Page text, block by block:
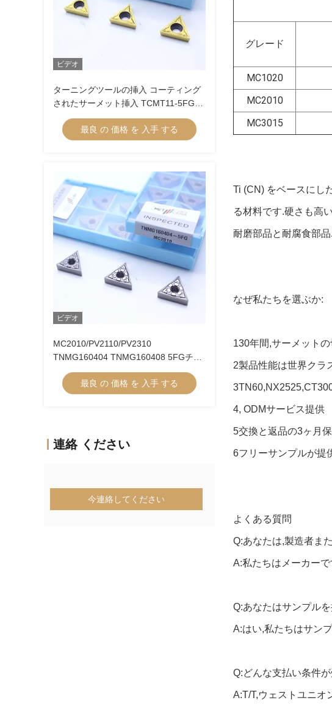
ビデオ
ターニングツールの挿入 コーティング
されたサーメット挿入 TCMT11-5FG
TCMT16-5FG サーメットターニング挿
最良 の 価格 を 入手 する
ビデオ
MC2010/PV2110/PV2310
TNMG160404 TNMG160408 5FGチッ
プブレーカーにおけるCNC機械のため
のCermetターニング挿入器
最良 の 価格 を 入手 する
連絡 ください
今連絡してください
グレード
MC1020
MC2010
MC3015
Ti (CN) をベースにし
る材料です.硬さも高
耐磨部品と耐腐食部品.
なぜ私たちを選ぶか:
130年間,サーメット
2製品性能は世界クラ
4, ODMサービス提供
5交換と返品の3ヶ月
6フリーサンプルが提
よくある質問
Q:あなたは,製造者ま
A:私たちはメーカーで
Q:あなたはサンプル
A:はい,私たちはサン
Q:どんな支払い条件
A:T/T,ウェストユニオ